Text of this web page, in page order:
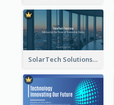
SolarTech Solutions Company Overview